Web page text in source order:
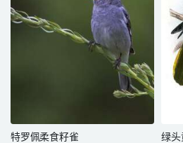
特罗佩柔食籽雀 绿头